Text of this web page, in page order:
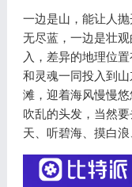
一边是山，能让人
无尽蓝，一边是壮
入，差异的地理位
和灵魂一同投入到
滩，迎着海风慢慢
吹乱的头发，当然
天、听碧海、摸白浪